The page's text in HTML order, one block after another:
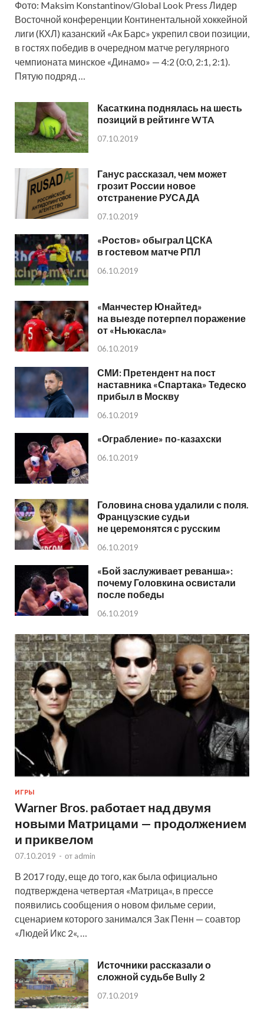
Фото: Maksim Konstantinov/Global Look Press Лидер
Восточной конференции Континентальной хоккейной
лиги (КХЛ) казанский «Ак Барс» укрепил свои позиции,
в гостях победив в очередном матче регулярного
чемпионата минское «Динамо» — 4:2 (0:0, 2:1, 2:1).
Пятую подряд …
Касаткина поднялась на шесть
позиций в рейтинге WTA
07.10.2019
Ганус рассказал, чем может
грозит России новое
отстранение РУСАДА
07.10.2019
«Ростов» обыграл ЦСКА
в гостевом матче РПЛ
06.10.2019
«Манчестер Юнайтед»
на выезде потерпел поражение
от «Ньюкасла»
06.10.2019
СМИ: Претендент на пост
наставника «Спартака» Тедеско
прибыл в Москву
06.10.2019
«Ограбление» по-казахски
06.10.2019
Головина снова удалили с поля.
Французские судьи
не церемонятся с русским
06.10.2019
«Бой заслуживает реванша»:
почему Головкина освистали
после победы
06.10.2019
ИГРЫ
Warner Bros. работает над двумя
новыми Матрицами — продолжением
и приквелом
07.10.2019 - от admin
В 2017 году, еще до того, как была официально
подтверждена четвертая «Матрица«, в прессе
появились сообщения о новом фильме серии,
сценарием которого занимался Зак Пенн — соавтор
«Людей Икс 2«, …
Источники рассказали о
сложной судьбе Bully 2
07.10.2019